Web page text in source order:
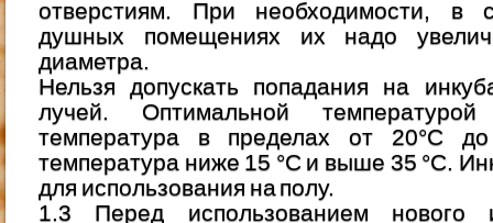
отверстиям. При необходимости, в
душных помещениях их надо
диаметра.
Нельзя допускать попадания на
лучей. Оптимальной
температура в пределах от 20°С
температура ниже 15 °С и выше 35 °С.
для использования на полу.
1.3 Перед использованием нового